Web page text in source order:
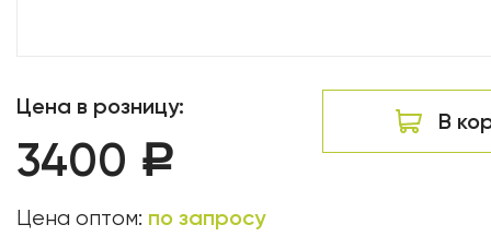
Цена в розницу:
3400 Р
Цена оптом: по запросу
В